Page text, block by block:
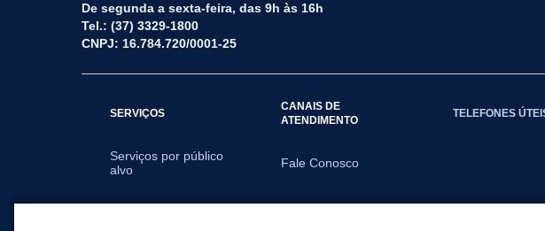
De segunda a sexta-feira, das 9h às 16h
Tel.: (37) 3329-1800
CNPJ: 16.784.720/0001-25
SERVIÇOS
Serviços por público
alvo
CANAIS DE
ATENDIMENTO
Fale Conosco
TELEFONES